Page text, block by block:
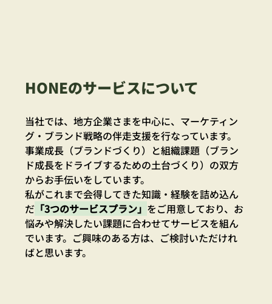
HONEのサービスについて
当社では、地方企業さまを中心に、マーケティン
グ・ブランド戦略の伴走支援を行なっています。
事業成長（ブランドづくり）と組織課題（ブラン
ド成長をドライブするための土台づくり）の双方
からお手伝いをしています。
私がこれまで会得してきた知識・経験を詰め込ん
だ 「3つのサービスプラン」 をご用意しており、お
悩みや解決したい課題に合わせてサービスを組ん
でいます。ご興味のある方は、ご検討いただけれ
ばと思います。